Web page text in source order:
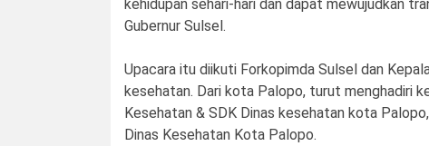
kehidupan sehari-hari dan dapat mewujudkan
Gubernur Sulsel.
Upacara itu diikuti Forkopimda Sulsel dan
kesehatan. Dari kota Palopo, turut menghadiri
Kesehatan & SDK Dinas kesehatan kota
Dinas Kesehatan Kota Palopo.